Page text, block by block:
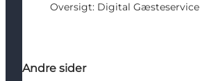
Oversigt: Digital Gæsteservice
Andre sider